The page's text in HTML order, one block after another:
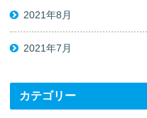
2021年8月
2021年7月
カテゴリー